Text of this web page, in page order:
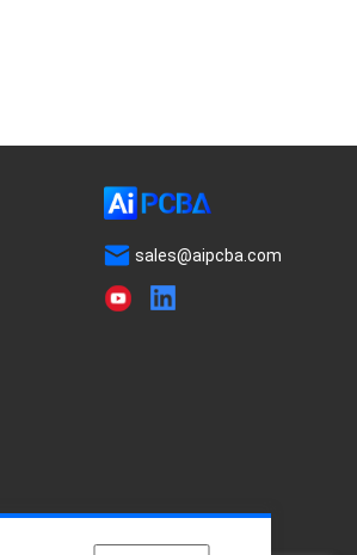
sales@aipcba.com